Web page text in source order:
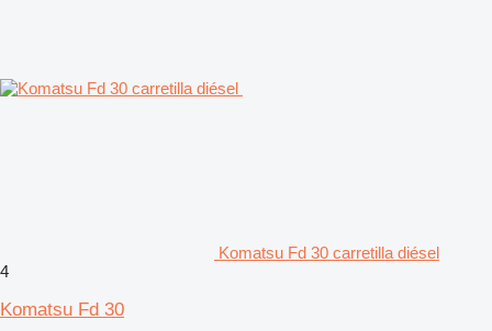
Komatsu Fd 30 carretilla diésel
4
Komatsu Fd 30